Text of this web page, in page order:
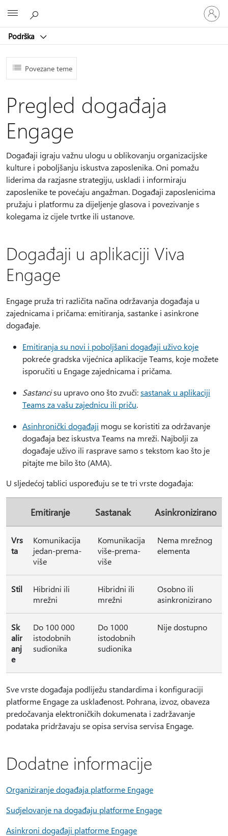
Podrška
Prijavite
se
u
račun
Povezane teme
Pregled događaja
Engage
Događaji igraju važnu ulogu u oblikovanju organizacijske
kulture i poboljšanju iskustva zaposlenika. Oni pomažu
liderima da razjasne strategiju, uskladi i informiraju
zaposlenike te povećaju angažman. Događaji zaposlenicima
pružaju i platformu za dijeljenje glasova i povezivanje s
kolegama iz cijele tvrtke ili ustanove.
Događaji u aplikaciji Viva
Engage
Engage pruža tri različita načina održavanja događaja u
zajednicama i pričama: emitiranja, sastanke i asinkrone
događaje.
Emitiranja su novi i poboljšani događaji uživo koje
pokreće gradska vijećnica aplikacije Teams, koje možete
isporučiti u Engage zajednicama i pričama.
Sastancisu upravo ono što zvuči:sastanak u aplikaciji
Teams za vašu zajednicu ili priču.
Asinhronički događaji mogu se koristiti za održavanje
događaja bez iskustva Teams na mreži. Najbolji za
događaje uživo ili rasprave samo s tekstom kao što je
pitajte me bilo što (AMA).
U sljedećoj tablici uspoređuju se te tri vrste događaja:
Emitiranje Sastanak Asinkronizirano
Vrs
ta
Komunikacija
jedan-prema-
više
Komunikacija
više-prema-
više
Nema mrežnog
elementa
Stil
Hibridni ili
mrežni
Hibridni ili
mrežni
Osobno ili
asinkronizirano
Sk
alir
anj
e
Do 100 000
istodobnih
sudionika
Do 1000
istodobnih
sudionika
Nije dostupno
Sve vrste događaja podliježu standardima i konfiguraciji
platforme Engage za usklađenost. Pohrana, izvoz, obaveza
predočavanja elektroničkih dokumenata i zadržavanje
podataka pridržavaju se opisa servisa servisa Engage.
Dodatne informacije
Organiziranje događaja platforme Engage
Sudjelovanje na događaju platforme Engage
Asinkroni događaji platforme Engage